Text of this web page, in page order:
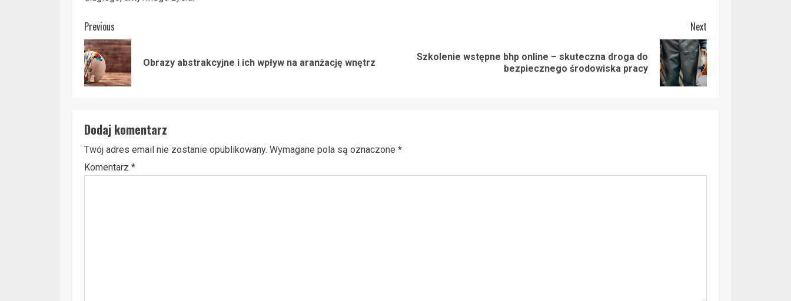
Post
navigation
Previous
Previous
Obrazy abstrakcyjne i ich wpływ na aranżację wnętrz
Next
Szkolenie wstępne bhp online – skuteczna droga do
bezpiecznego środowiska pracy
Dodaj komentarz
Twój adres email nie zostanie opublikowany. Wymagane pola są oznaczone *
Komentarz *